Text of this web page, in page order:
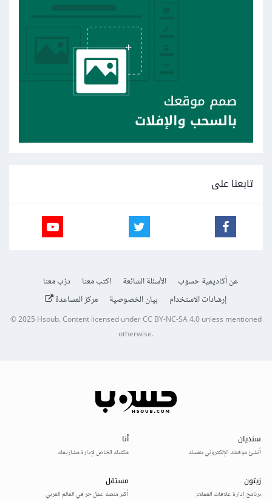
تابعنا على
عن أكاديمية حسوب الأسئلة الشائعة اكتب معنا
درّب معنا
إرشادات الاستخدام
بيان الخصوصية مركز المساعدة
© 2025Hsoub.Content licensed underCC BY-NC-SA 4.0unless mentioned
otherwise.